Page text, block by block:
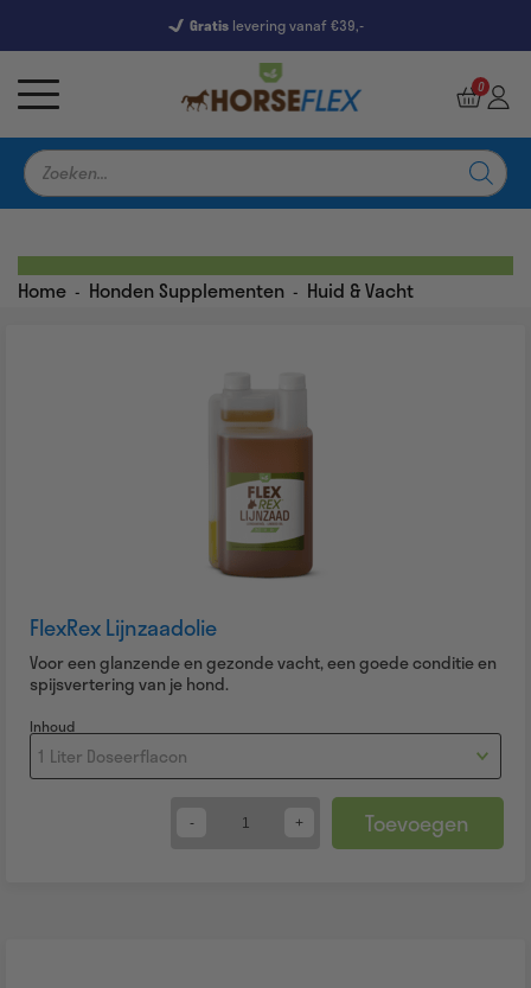
Gratislevering vanaf €39,-
9,5 7247 Reviews
Producten
zoeken
0
Home - Honden Supplementen - Huid & Vacht
FlexRex Lijnzaadolie
Voor een glanzende en gezonde vacht, een goede conditie en
spijsvertering van je hond.
Inhoud
Quantity Toevoegen